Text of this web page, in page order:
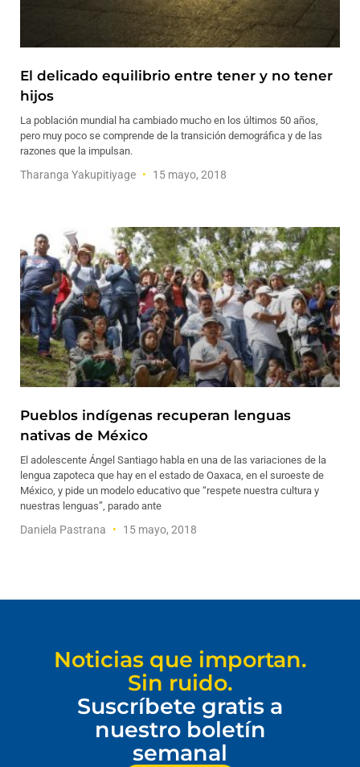
El delicado equilibrio entre tener y no tener
hijos
La población mundial ha cambiado mucho en los últimos 50 años,
pero muy poco se comprende de la transición demográfica y de las
razones que la impulsan.
Tharanga Yakupitiyage 15 mayo, 2018
Pueblos indígenas recuperan lenguas
nativas de México
El adolescente Ángel Santiago habla en una de las variaciones de la
lengua zapoteca que hay en el estado de Oaxaca, en el suroeste de
México, y pide un modelo educativo que “respete nuestra cultura y
nuestras lenguas”, parado ante
Daniela Pastrana 15 mayo, 2018
Noticias que importan.
Sin ruido.
Suscríbete gratis a
nuestro boletín
semanal